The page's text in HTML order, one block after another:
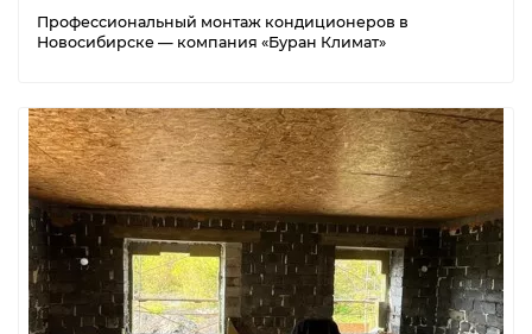
Профессиональный монтаж кондиционеров в
Новосибирске — компания «Буран Климат»